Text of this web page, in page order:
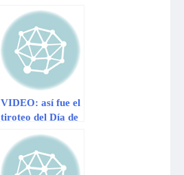
gala
VIDEO: así fue el
tiroteo del Día de
Nueva Orleans